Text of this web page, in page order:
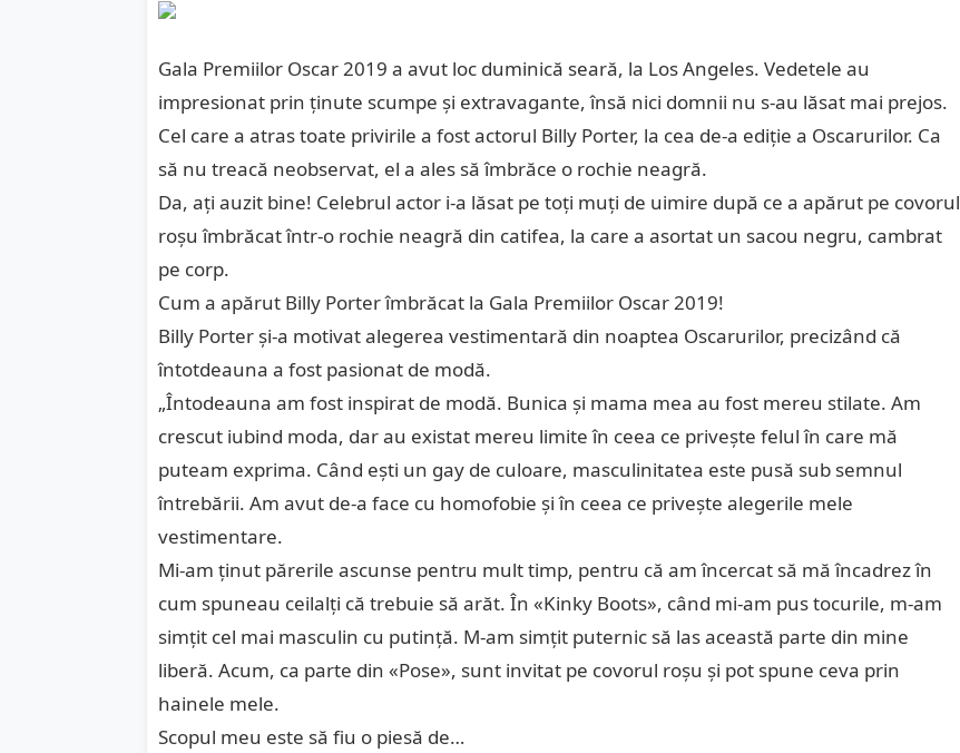
Gala Premiilor Oscar 2019 a avut loc duminică seară, la Los Angeles. Vedetele au
impresionat prin ţinute scumpe şi extravagante, însă nici domnii nu s-au lăsat mai prejos.
Cel care a atras toate privirile a fost actorul Billy Porter, la cea de-a ediție a Oscarurilor. Ca
să nu treacă neobservat, el a ales să îmbrăce o rochie neagră.
Da, aţi auzit bine! Celebrul actor i-a lăsat pe toţi muţi de uimire după ce a apărut pe covorul
roşu îmbrăcat într-o rochie neagră din catifea, la care a asortat un sacou negru, cambrat
pe corp.
Cum a apărut Billy Porter îmbrăcat la Gala Premiilor Oscar 2019!
Billy Porter şi-a motivat alegerea vestimentară din noaptea Oscarurilor, precizând că
întotdeauna a fost pasionat de modă.
„Întodeauna am fost inspirat de modă. Bunica și mama mea au fost mereu stilate. Am
crescut iubind moda, dar au existat mereu limite în ceea ce privește felul în care mă
puteam exprima. Când ești un gay de culoare, masculinitatea este pusă sub semnul
întrebării. Am avut de-a face cu homofobie și în ceea ce privește alegerile mele
vestimentare.
Mi-am ținut părerile ascunse pentru mult timp, pentru că am încercat să mă încadrez în
cum spuneau ceilalți că trebuie să arăt. În «Kinky Boots», când mi-am pus tocurile, m-am
simțit cel mai masculin cu putință. M-am simțit puternic să las această parte din mine
liberă. Acum, ca parte din «Pose», sunt invitat pe covorul roșu și pot spune ceva prin
hainele mele.
Scopul meu este să fiu o piesă de…